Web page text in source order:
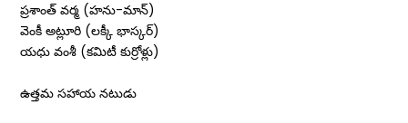
ప్రశాంత్‌ వర్మ (హను-మాన్‌)
వెంకీ అట్లూరి (లక్కీ భాస్కర్‌)
యధు వంశీ (కమిటీ కుర్రోళ్లు)
ఉత్తమ సహాయ నటుడు